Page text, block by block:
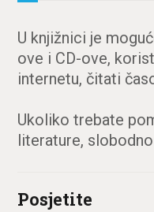
U knjižnici je
ove i CD-ove,
internetu, čitati
Ukoliko trebate
literature,
Posjetite